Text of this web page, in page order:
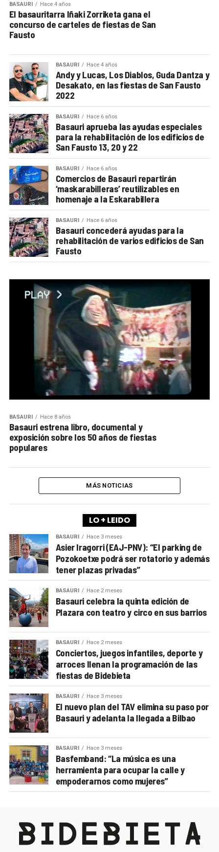
BASAURI Hace 4 años
El basauritarra Iñaki Zorriketa gana el
concurso de carteles de fiestas de San
Fausto
BASAURI Hace 4 años
Andy y Lucas, Los Diablos, Guda Dantza y
Desakato, en las fiestas de San Fausto
2022
BASAURI Hace 6 años
Basauri aprueba las ayudas especiales
para la rehabilitación de los edificios de
San Fausto 13, 20 y 22
BASAURI Hace 6 años
Comercios de Basauri repartirán
‘maskarabilleras’ reutilizables en
homenaje a la Eskarabillera
BASAURI Hace 6 años
Basauri concederá ayudas para la
rehabilitación de varios edificios de San
Fausto
BASAURI Hace 8 años
Basauri estrena libro, documental y
exposición sobre los 50 años de fiestas
populares
MÁS NOTICIAS
LO + LEIDO
BASAURI Hace 3 meses
Asier Iragorri (EAJ-PNV): “El parking de
Pozokoetxe podrá ser rotatorio y además
tener plazas privadas”
BASAURI Hace 2 meses
Basauri celebra la quinta edición de
Plazara con teatro y circo en sus barrios
BASAURI Hace 2 meses
Conciertos, juegos infantiles, deporte y
arroces llenan la programación de las
fiestas de Bidebieta
BASAURI Hace 3 meses
El nuevo plan del TAV elimina su paso por
Basauri y adelanta la llegada a Bilbao
BASAURI Hace 3 meses
Basfemband: “La música es una
herramienta para ocupar la calle y
empoderarnos como mujeres”